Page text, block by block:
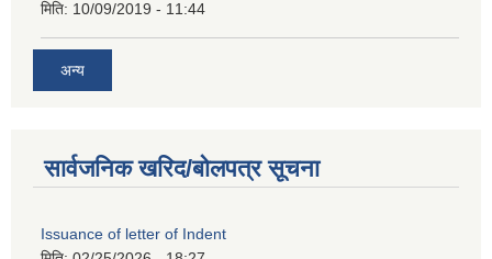
मिति: 10/09/2019 - 11:44
अन्य
सार्वजनिक खरिद/बोलपत्र सूचना
Issuance of letter of Indent